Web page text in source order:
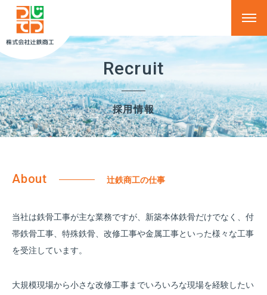
Recruit
採用情報
About 辻鉄商工の仕事
当社は鉄骨工事が主な業務ですが、新築本体鉄骨だけでなく、付
帯鉄骨工事、特殊鉄骨、改修工事や金属工事といった様々な工事
を受注しています。
大規模現場から小さな改修工事までいろいろな現場を経験したい